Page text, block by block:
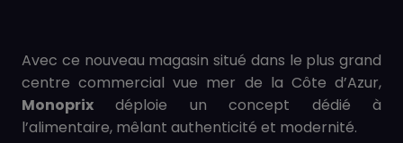
Avec ce nouveau magasin situé dans le plus grand
centre commercial vue mer de la Côte d’Azur,
Monoprix déploie un concept dédié à
l’alimentaire, mêlant authenticité et modernité.